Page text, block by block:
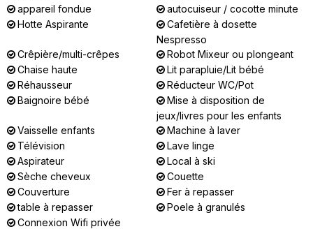
appareil fondue
autocuiseur / cocotte minute
Hotte Aspirante
Cafetière à dosette
Nespresso
Crêpière/multi-crêpes
Robot Mixeur ou plongeant
Chaise haute
Lit parapluie/Lit bébé
Réhausseur
Réducteur WC/Pot
Baignoire bébé
Mise à disposition de
jeux/livres pour les enfants
Vaisselle enfants
Machine à laver
Télévision
Lave linge
Aspirateur
Local à ski
Sèche cheveux
Couette
Couverture
Fer à repasser
table à repasser
Poele à granulés
Connexion Wifi privée